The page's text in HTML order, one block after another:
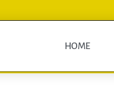
HOME